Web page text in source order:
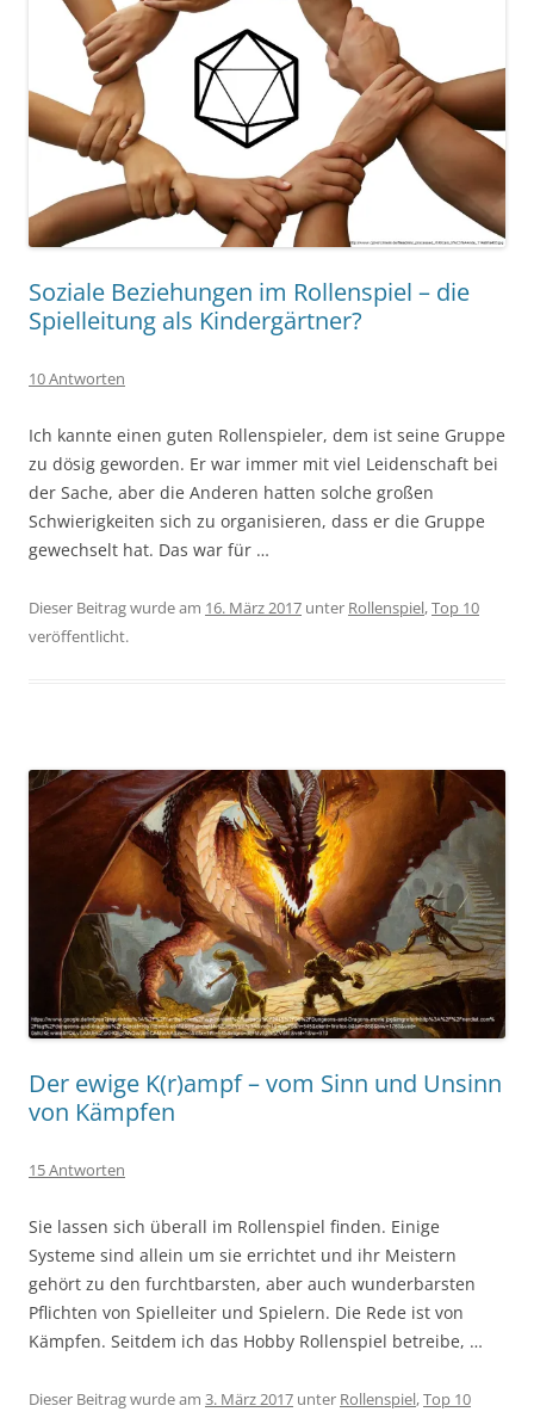
Soziale Beziehungen im Rollenspiel – die
Spielleitung als Kindergärtner?
10 Antworten
Ich kannte einen guten Rollenspieler, dem ist seine Gruppe
zu dösig geworden. Er war immer mit viel Leidenschaft bei
der Sache, aber die Anderen hatten solche großen
Schwierigkeiten sich zu organisieren, dass er die Gruppe
gewechselt hat. Das war für …
Dieser Beitrag wurde am 16. März 2017 unter Rollenspiel,Top 10
veröffentlicht.
Der ewige K(r)ampf – vom Sinn und Unsinn
von Kämpfen
15 Antworten
Sie lassen sich überall im Rollenspiel finden. Einige
Systeme sind allein um sie errichtet und ihr Meistern
gehört zu den furchtbarsten, aber auch wunderbarsten
Pflichten von Spielleiter und Spielern. Die Rede ist von
Kämpfen. Seitdem ich das Hobby Rollenspiel betreibe, …
Dieser Beitrag wurde am 3. März 2017 unter Rollenspiel,Top 10